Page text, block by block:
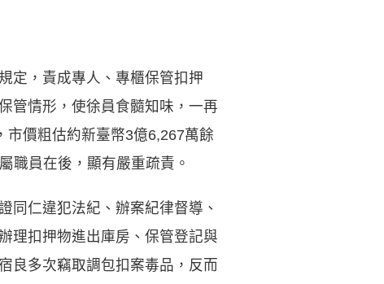
定，責成專人、專櫃保管扣押
管情形，使徐員食髓知味，一再
價粗估約新臺幣3億6,267萬餘
職員在後，顯有嚴重疏責。
同仁違犯法紀、辦案紀律督導、
理扣押物進出庫房、保管登記與
良多次竊取調包扣案毒品，反而